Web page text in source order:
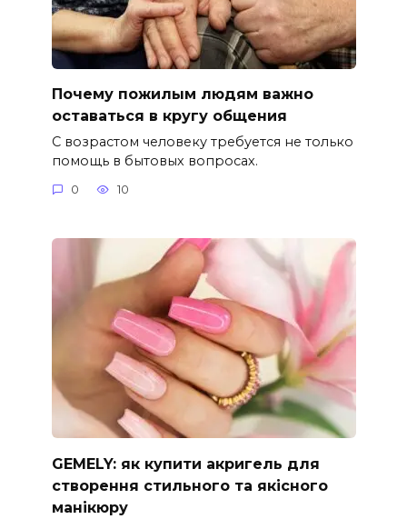
Почему пожилым людям важно
оставаться в кругу общения
С возрастом человеку требуется не только
помощь в бытовых вопросах.
0 10
GEMELY: як купити акригель для
створення стильного та якісного
манікюру